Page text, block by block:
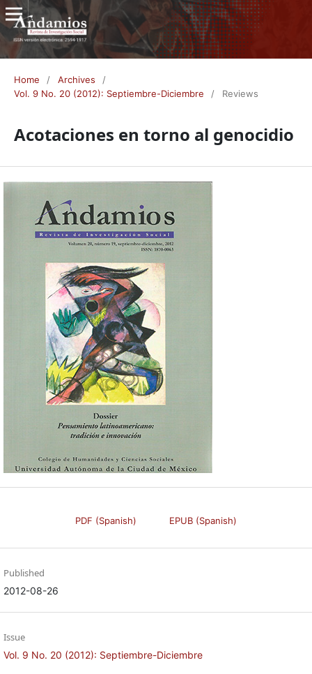
Home / Archives
/
Vol. 9 No. 20 (2012): Septiembre-Diciembre
/ Reviews
Acotaciones en torno al genocidio
PDF (Spanish) EPUB (Spanish)
Published
2012-08-26
Issue
Vol. 9 No. 20 (2012): Septiembre-Diciembre